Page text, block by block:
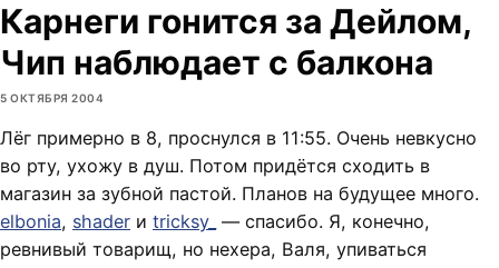
Карнеги гонится за Дейлом,
Чип наблюдает с балкона
5 ОКТЯБРЯ 2004
Лёг примерно в 8, проснулся в 11:55. Очень невкусно
во рту, ухожу в душ. Потом придётся сходить в
магазин за зубной пастой. Планов на будущее много.
elbonia, shader и tricksy_ — спасибо. Я, конечно,
ревнивый товарищ, но нехера, Валя, упиваться